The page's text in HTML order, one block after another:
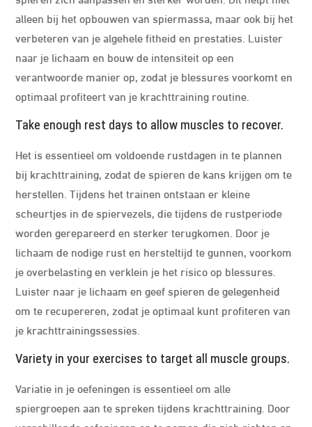
alleen bij het opbouwen van spiermassa, maar ook bij het
verbeteren van je algehele fitheid en prestaties. Luister
naar je lichaam en bouw de intensiteit op een
verantwoorde manier op, zodat je blessures voorkomt en
optimaal profiteert van je krachttraining routine.
Take enough rest days to allow muscles to recover.
Het is essentieel om voldoende rustdagen in te plannen
bij krachttraining, zodat de spieren de kans krijgen om te
herstellen. Tijdens het trainen ontstaan er kleine
scheurtjes in de spiervezels, die tijdens de rustperiode
worden gerepareerd en sterker terugkomen. Door je
lichaam de nodige rust en hersteltijd te gunnen, voorkom
je overbelasting en verklein je het risico op blessures.
Luister naar je lichaam en geef spieren de gelegenheid
om te recupereren, zodat je optimaal kunt profiteren van
je krachttrainingssessies.
Variety in your exercises to target all muscle groups.
Variatie in je oefeningen is essentieel om alle
spiergroepen aan te spreken tijdens krachttraining. Door